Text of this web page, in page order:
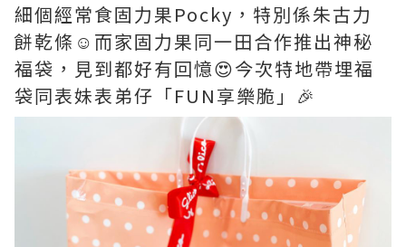
細個經常食固力果Pocky，特別係朱古力
餅乾條☺️而家固力果同一田合作推出神秘
福袋，見到都好有回憶😍今次特地帶埋福
袋同表妹表弟仔「FUN享樂脆」🎉